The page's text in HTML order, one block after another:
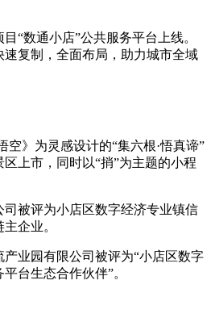
目“数通小店”公共服务平台上线。
速复制，全面布局，助力城市全域
话·悟空》为灵感设计的“集六根·悟真谛”
上市，同时以“捎”为主题的小程
司被评为小店区数字经济专业镇信
企业。
物流产业园有限公司被评为“小店区数字
台生态合作伙伴”。